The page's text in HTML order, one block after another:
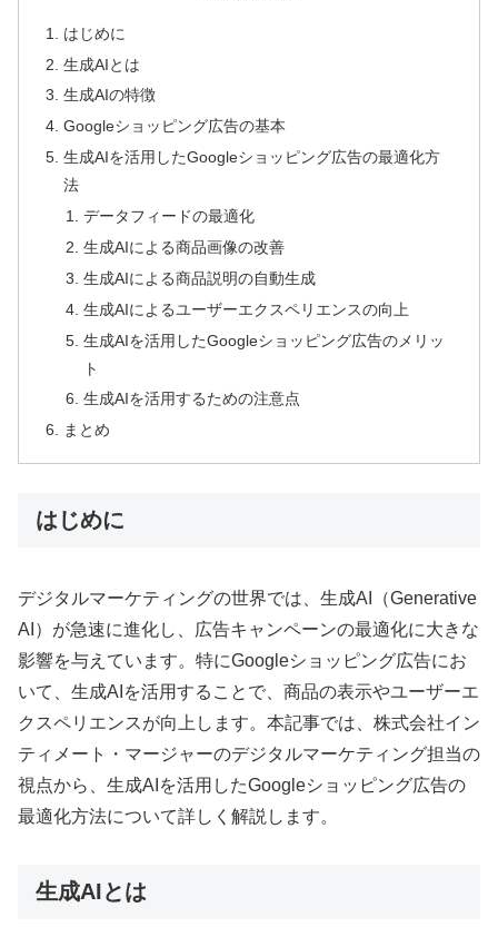
はじめに
生成AIとは
生成AIの特徴
Googleショッピング広告の基本
生成AIを活用したGoogleショッピング広告の最適化方
法
データフィードの最適化
生成AIによる商品画像の改善
生成AIによる商品説明の自動生成
生成AIによるユーザーエクスペリエンスの向上
生成AIを活用したGoogleショッピング広告のメリッ
ト
生成AIを活用するための注意点
まとめ
はじめに
デジタルマーケティングの世界では、生成AI（Generative
AI）が急速に進化し、広告キャンペーンの最適化に大きな
影響を与えています。特にGoogleショッピング広告にお
いて、生成AIを活用することで、商品の表示やユーザーエ
クスペリエンスが向上します。本記事では、株式会社イン
ティメート・マージャーのデジタルマーケティング担当の
視点から、生成AIを活用したGoogleショッピング広告の
最適化方法について詳しく解説します。
生成AIとは